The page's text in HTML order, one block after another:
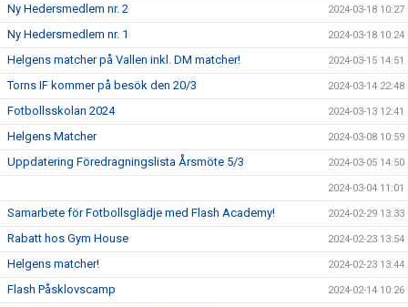
Ny Hedersmedlem nr. 2 2024-03-18 10:27
Ny Hedersmedlem nr. 1 2024-03-18 10:24
Helgens matcher på Vallen inkl. DM matcher! 2024-03-15 14:51
Torns IF kommer på besök den 20/3 2024-03-14 22:48
Fotbollsskolan 2024 2024-03-13 12:41
Helgens Matcher 2024-03-08 10:59
Uppdatering Föredragningslista Årsmöte 5/3 2024-03-05 14:50
2024-03-04 11:01
Samarbete för Fotbollsglädje med Flash Academy! 2024-02-29 13:33
Rabatt hos Gym House 2024-02-23 13:54
Helgens matcher! 2024-02-23 13:44
Flash Påsklovscamp 2024-02-14 10:26